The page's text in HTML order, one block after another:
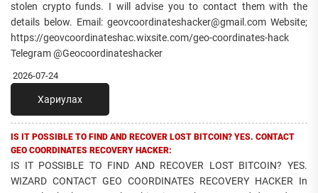
stolen crypto funds. I will advise you to contact them with the
details below. Email: geovcoordinateshacker@gmail.com Website;
https://geovcoordinateshac.wixsite.com/geo-coordinates-hack
Telegram @Geocoordinateshacker
2026-07-24
Хариулах
IS IT POSSIBLE TO FIND AND RECOVER LOST BITCOIN? YES. CONTACT
GEO COORDINATES RECOVERY HACKER:
IS IT POSSIBLE TO FIND AND RECOVER LOST BITCOIN? YES.
WIZARD CONTACT GEO COORDINATES RECOVERY HACKER In